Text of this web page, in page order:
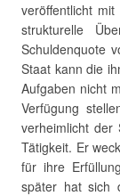
veröffentlicht
strukturelle
Schuldenquote
Staat kann die
Aufgaben nicht
Verfügung
verheimlicht der
Tätigkeit. Er
für ihre
später hat sich